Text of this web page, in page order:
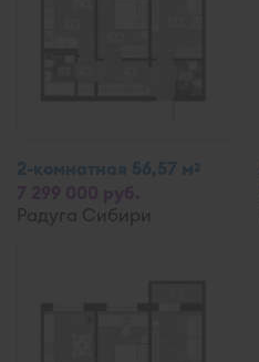
2-комнатная 56,57 м2
Радуга Сибири